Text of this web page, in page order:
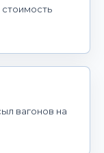
вагонов на